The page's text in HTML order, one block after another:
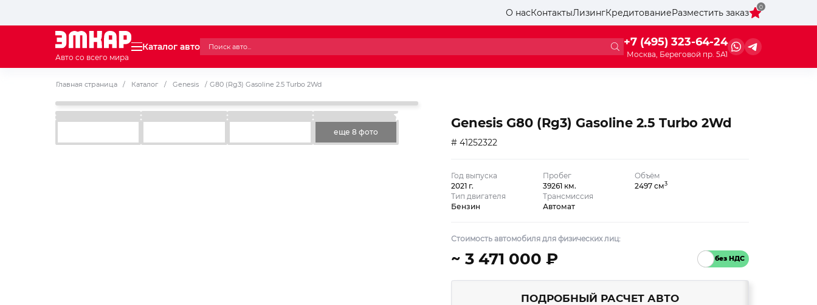
О насКонтактыЛизингКредитованиеРазместить заказ
0
Авто со всего мира
Каталог авто +7 (495) 323-64-24
Москва, Береговой пр. 5А1
Главная страница / Каталог / Genesis / G80 (Rg3) Gasoline 2.5 Turbo 2Wd
еще 8 фото
Genesis G80 (Rg3) Gasoline 2.5 Turbo 2Wd
# 41252322
Год выпуска
2021 г.
Пробег
39261 км.
Объём
2497 см3
Тип двигателя
Бензин
Трансмиссия
Автомат
Стоимость автомобиля для физических лиц:
~ 3 471 000 ₽
ПОДРОБНЫЙ РАСЧЕТ АВТО